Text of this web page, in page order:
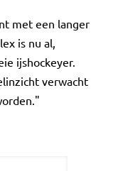
met een langer
is nu al,
ijshockeyer.
verwacht